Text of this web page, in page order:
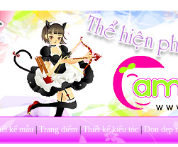
kế mẫu|Trang điểm|Thiết kế kiểu tóc|Dọn dẹp